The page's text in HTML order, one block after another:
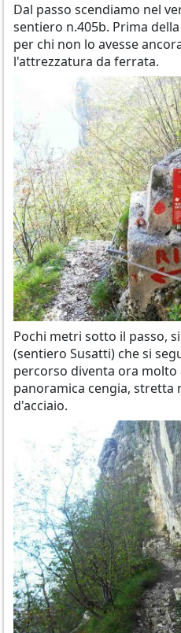
Dal passo scendiamo nel
sentiero n.405b. Prima
per chi non lo avesse
l'attrezzatura da ferrata.
Pochi metri sotto il passo,
(sentiero Susatti) che si
percorso diventa ora molto
panoramica cengia, stretta
d'acciaio.